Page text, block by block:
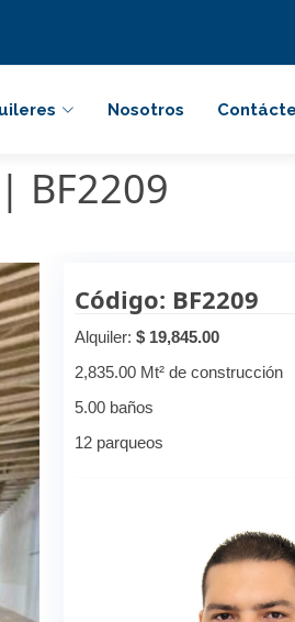
Nosotros
BF2209
Código: BF2209
Alquiler:$ 19,845.00
2,835.00 Mt² de construcción
5.00 baños
12 parqueos